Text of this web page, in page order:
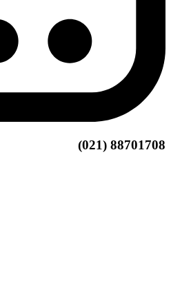
88701708 (021)